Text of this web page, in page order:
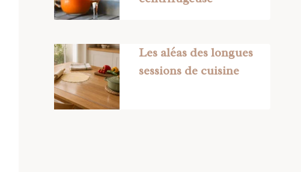
Les aléas des longues
sessions de cuisine